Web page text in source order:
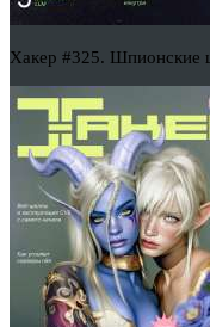
Хакер #325. Шпионские